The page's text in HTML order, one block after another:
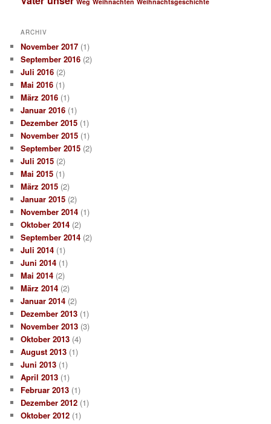
ARCHIV
November 2017 (1)
September 2016 (2)
Juli 2016 (2)
Mai 2016 (1)
März 2016 (1)
Januar 2016 (1)
Dezember 2015 (1)
November 2015 (1)
September 2015 (2)
Juli 2015 (2)
Mai 2015 (1)
März 2015 (2)
Januar 2015 (2)
November 2014 (1)
Oktober 2014 (2)
September 2014 (2)
Juli 2014 (1)
Juni 2014 (1)
Mai 2014 (2)
März 2014 (2)
Januar 2014 (2)
Dezember 2013 (1)
November 2013 (3)
Oktober 2013 (4)
August 2013 (1)
Juni 2013 (1)
April 2013 (1)
Februar 2013 (1)
Dezember 2012 (1)
Oktober 2012 (1)